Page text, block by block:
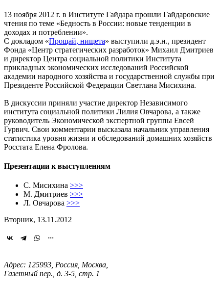
13 ноября 2012 г. в Институте Гайдара прошли Гайдаровские
чтения по теме «Бедность в России: новые тенденции в
доходах и потреблении».
С докладом «Прощай, нищета» выступили д.э.н., президент
Фонда «Центр стратегических разработок» Михаил Дмитриев
и директор Центра социальной политики Института
прикладных экономических исследований Российской
академии народного хозяйства и государственной службы при
Президенте Российской Федерации Светлана Мисихина.
В дискуссии приняли участие директор Независимого
института социальной политики Лилия Овчарова, а также
руководитель Экономической экспертной группы Евсей
Гурвич. Свои комментарии высказала начальник управления
статистика уровня жизни и обследований домашних хозяйств
Росстата Елена Фролова.
Презентации к выступлениям
С. Мисихина >>>
М. Дмитриев >>>
Л. Овчарова >>>
Вторник, 13.11.2012
Адрес: 125993, Россия, Москва,
Газетный пер., д. 3-5, стр. 1